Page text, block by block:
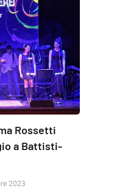
Rossetti
a Battisti-
2023